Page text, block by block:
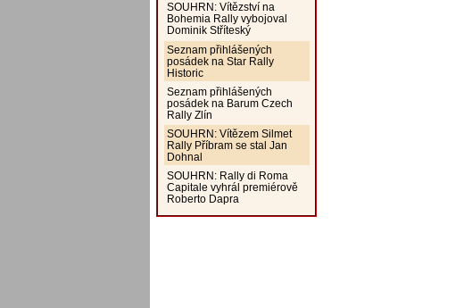
SOUHRN: Vítězství na
Bohemia Rally vybojoval
Dominik Stříteský
Seznam přihlášených
posádek na Star Rally
Historic
Seznam přihlášených
posádek na Barum Czech
Rally Zlín
SOUHRN: Vítězem Silmet
Rally Příbram se stal Jan
Dohnal
SOUHRN: Rally di Roma
Capitale vyhrál premiérově
Roberto Dapra